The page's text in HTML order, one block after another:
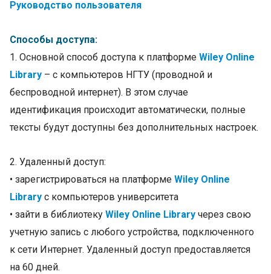
Руководство пользователя
Способы доступа:
1. Основной способ доступа к платформе Wiley Online
Library – с компьютеров НГТУ (проводной и
беспроводной интернет). В этом случае
идентификация происходит автоматически, полные
тексты будут доступны без дополнительных настроек.
2. Удаленный доступ:
• зарегистрироваться на платформе Wiley Online
Library с компьютеров университета
• зайти в библиотеку Wiley Online Library через свою
учетную запись с любого устройства, подключенного
к сети Интернет. Удаленный доступ предоставляется
на 60 дней.